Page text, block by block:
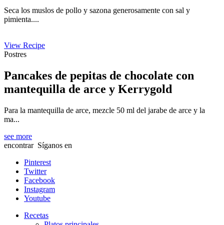
Seca los muslos de pollo y sazona generosamente con sal y
pimienta....
View Recipe
Postres
Pancakes de pepitas de chocolate con
mantequilla de arce y Kerrygold
Para la mantequilla de arce, mezcle 50 ml del jarabe de arce y la
ma...
see more
encontrar Síganos en
Pinterest
Twitter
Facebook
Instagram
Youtube
Recetas